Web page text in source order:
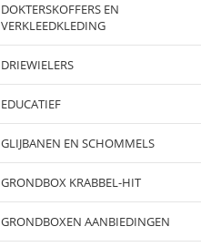
DOKTERSKOFFERS EN
VERKLEEDKLEDING
DRIEWIELERS
EDUCATIEF
GLIJBANEN EN SCHOMMELS
GRONDBOX KRABBEL-HIT
GRONDBOXEN AANBIEDINGEN